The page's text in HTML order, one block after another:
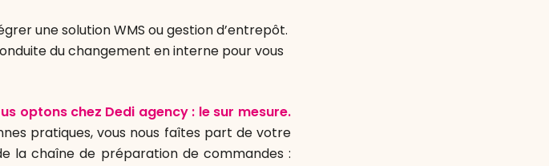
une solution WMS ou gestion d’entrepôt.
du changement en interne pour vous
optons chez Dedi agency : le sur mesure.
pratiques, vous nous faîtes part de votre
la chaîne de préparation de commandes :